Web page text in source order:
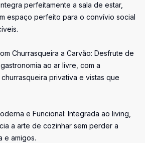
perfeitamente a sala de estar,
espaço perfeito para o convívio social
Churrasqueira a Carvão: Desfrute de
ao ar livre, com a
privativa e vistas que
e Funcional: Integrada ao living,
a arte de cozinhar sem perder a
e amigos.